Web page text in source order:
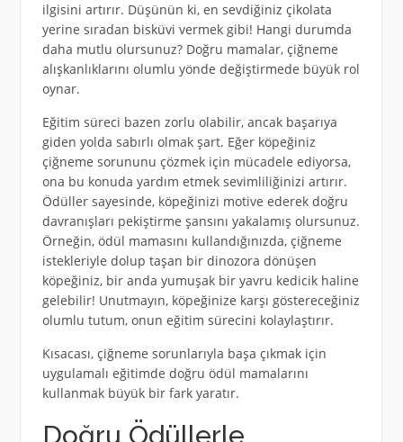
ilgisini artırır. Düşünün ki, en sevdiğiniz çikolata
yerine sıradan bisküvi vermek gibi! Hangi durumda
daha mutlu olursunuz? Doğru mamalar, çiğneme
alışkanlıklarını olumlu yönde değiştirmede büyük rol
oynar.
Eğitim süreci bazen zorlu olabilir, ancak başarıya
giden yolda sabırlı olmak şart. Eğer köpeğiniz
çiğneme sorununu çözmek için mücadele ediyorsa,
ona bu konuda yardım etmek sevimliliğinizi artırır.
Ödüller sayesinde, köpeğinizi motive ederek doğru
davranışları pekiştirme şansını yakalamış olursunuz.
Örneğin, ödül mamasını kullandığınızda, çiğneme
istekleriyle dolup taşan bir dinozora dönüşen
köpeğiniz, bir anda yumuşak bir yavru kedicik haline
gelebilir! Unutmayın, köpeğinize karşı göstereceğiniz
olumlu tutum, onun eğitim sürecini kolaylaştırır.
Kısacası, çiğneme sorunlarıyla başa çıkmak için
uygulamalı eğitimde doğru ödül mamalarını
kullanmak büyük bir fark yaratır.
Doğru Ödüllerle